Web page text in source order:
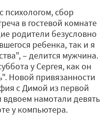
психологом, сбор
в гостевой комнате
родители безусловно
ребенка, так и я
– делится мужчина.
у Сергея, как он
Новой привязанности
с Димой из первой
вдвоем намотали девять
у компьютера.